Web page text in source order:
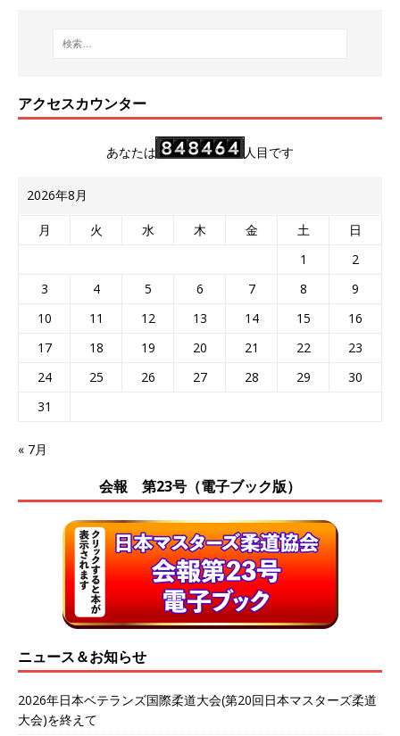
アクセスカウンター
あなたは 人目です
2026年8月
月 火 水 木 金 土
日
1
2
3
4 5 6 7 8
9
10
11 12 13 14 15
16
17
18 19 20 21 22
23
24
25 26 27 28 29
30
31
« 7月
会報 第23号（電子ブック版）
ニュース＆お知らせ
2026年日本ベテランズ国際柔道大会(第20回日本マスターズ柔道
大会)を終えて